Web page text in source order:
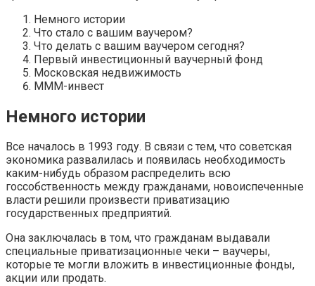
Немного истории
Что стало с вашим ваучером?
Что делать с вашим ваучером сегодня?
Первый инвестиционный ваучерный фонд
Московская недвижимость
МММ-инвест
Немного истории
Все началось в 1993 году. В связи с тем, что советская
экономика развалилась и появилась необходимость
каким-нибудь образом распределить всю
госсобственность между гражданами, новоиспеченные
власти решили произвести приватизацию
государственных предприятий.
Она заключалась в том, что гражданам выдавали
специальные приватизационные чеки – ваучеры,
которые те могли вложить в инвестиционные фонды,
акции или продать.